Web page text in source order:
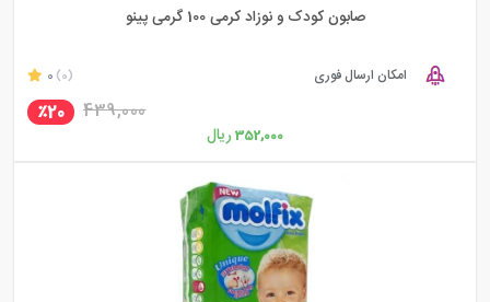
صابون کودک و نوزاد کرمی 100 گرمی پینو
امکان ارسال فوری 0 (0)
439,000 ٪20
352,000 ریال